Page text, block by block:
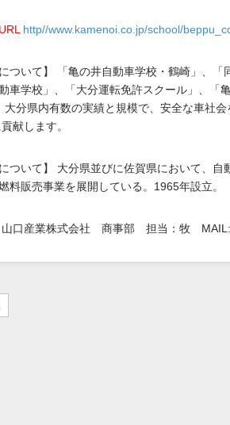
http//www.kamenoi.co.jp/school/
ついて】 「亀の井自動車学校・鶴崎」、「
車学校」、「大分運転免許スクール」、「
大分県内有数の実績と規模で、安全な車社
献します。
ついて】 大分県並びに佐賀県において、
料販売事業を展開している。1965年設立。
山口産業株式会社 商事部 担当：牧 MAIL: